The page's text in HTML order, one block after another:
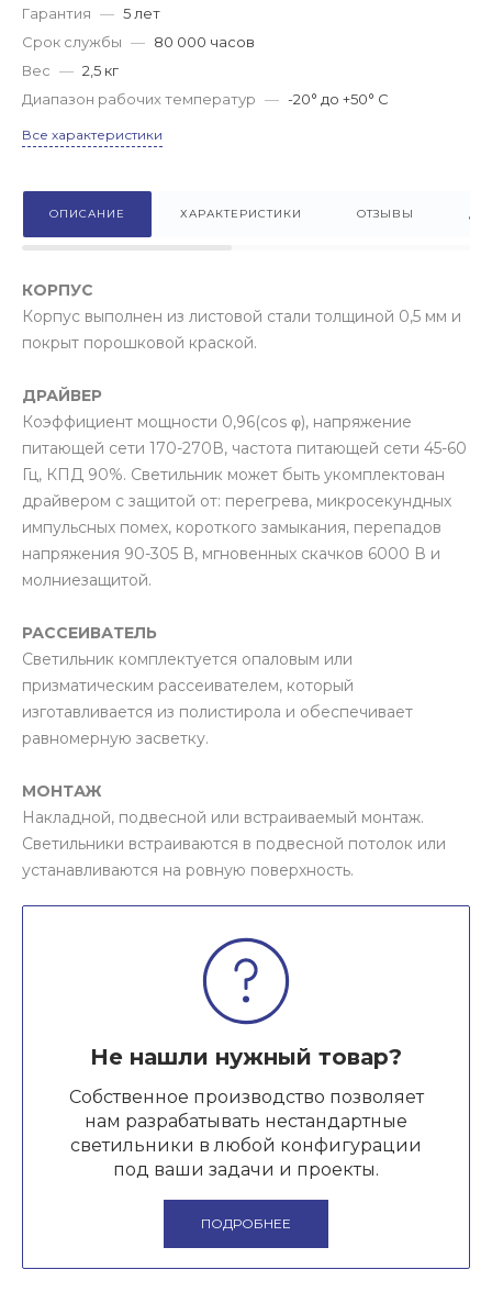
Гарантия — 5 лет
Срок службы — 80 000 часов
Вес — 2,5 кг
Диапазон рабочих температур — -20° до +50° С
Все характеристики
ОПИСАНИЕ ХАРАКТЕРИСТИКИ ОТЗЫВЫ
КОРПУС
Корпус выполнен из листовой стали толщиной 0,5 мм и
покрыт порошковой краской.
ДРАЙВЕР
Коэффициент мощности 0,96(cos φ), напряжение
питающей сети 170-270В, частота питающей сети 45-60
Гц, КПД 90%. Светильник может быть укомплектован
драйвером с защитой от: перегрева, микросекундных
импульсных помех, короткого замыкания, перепадов
напряжения 90-305 В, мгновенных скачков 6000 В и
молниезащитой.
РАССЕИВАТЕЛЬ
Светильник комплектуется опаловым или
призматическим рассеивателем, который
изготавливается из полистирола и обеспечивает
равномерную засветку.
МОНТАЖ
Накладной, подвесной или встраиваемый монтаж.
Светильники встраиваются в подвесной потолок или
устанавливаются на ровную поверхность.
Не нашли нужный товар?
Собственное производство позволяет
нам разрабатывать нестандартные
светильники в любой конфигурации
под ваши задачи и проекты.
ПОДРОБНЕЕ